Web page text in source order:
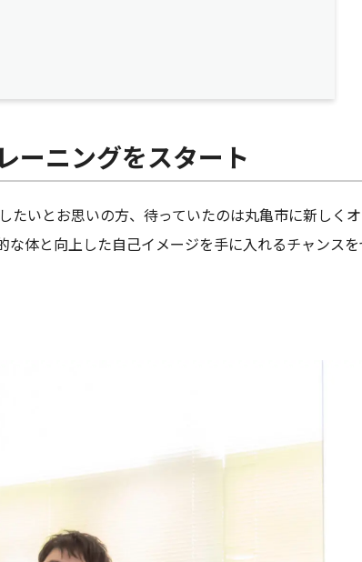
ーニングをスタート
いとお思いの方、待っていたのは丸亀市に新しく
体と向上した自己イメージを手に入れるチャンス